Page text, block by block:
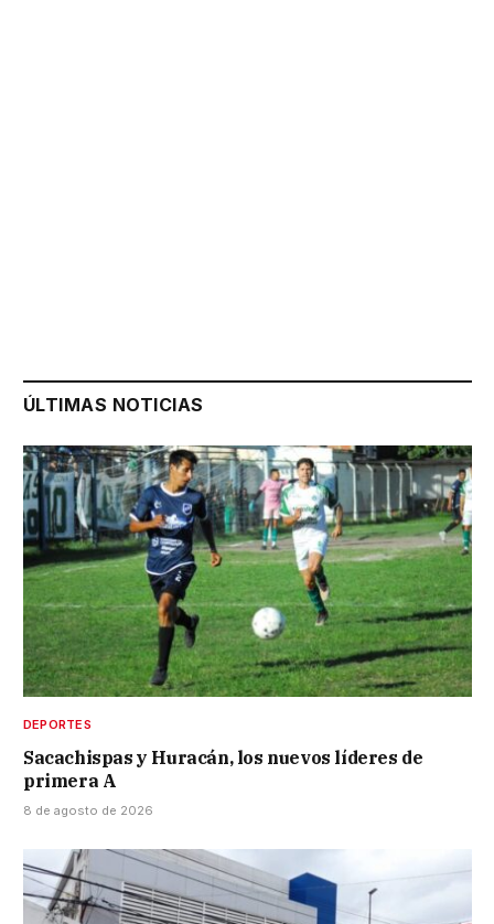
ÚLTIMAS NOTICIAS
DEPORTES
Sacachispas y Huracán, los nuevos líderes de
primera A
8 de agosto de 2026